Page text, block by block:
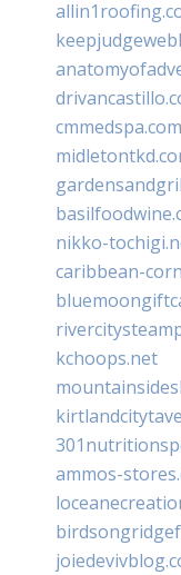
cmmedspa.com
nikko-
caribbean-
kchoops.net
ammos-